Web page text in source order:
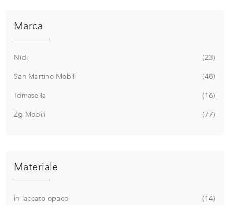
Marca
Nidi
23
San Martino Mobili
48
Tomasella
16
Zg Mobili
77
Materiale
in laccato opaco
14